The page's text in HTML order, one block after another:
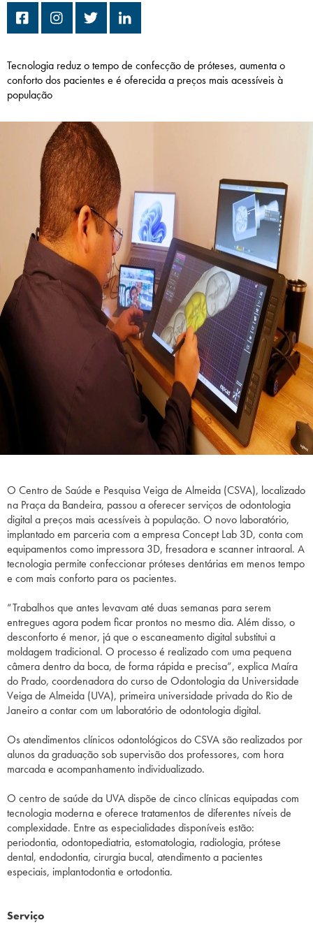
Campi/Unidades
Conclua sua Matrícula
INSCREVA-SE
ÁREA DO ALUNO
Tecnologia reduz o tempo de confecção de próteses, aumenta o
conforto dos pacientes e é oferecida a preços mais acessíveis à
população
O Centro de Saúde e Pesquisa Veiga de Almeida (CSVA), localizado
na Praça da Bandeira, passou a oferecer serviços de odontologia
digital a preços mais acessíveis à população. O novo laboratório,
implantado em parceria com a empresa Concept Lab 3D, conta com
equipamentos como impressora 3D, fresadora e scanner intraoral. A
tecnologia permite confeccionar próteses dentárias em menos tempo
e com mais conforto para os pacientes.
“Trabalhos que antes levavam até duas semanas para serem
entregues agora podem ficar prontos no mesmo dia. Além disso, o
desconforto é menor, já que o escaneamento digital substitui a
moldagem tradicional. O processo é realizado com uma pequena
câmera dentro da boca, de forma rápida e precisa”, explica Maíra
do Prado, coordenadora do curso de Odontologia da Universidade
Veiga de Almeida (UVA), primeira universidade privada do Rio de
Janeiro a contar com um laboratório de odontologia digital.
Os atendimentos clínicos odontológicos do CSVA são realizados por
alunos da graduação sob supervisão dos professores, com hora
marcada e acompanhamento individualizado.
O centro de saúde da UVA dispõe de cinco clínicas equipadas com
tecnologia moderna e oferece tratamentos de diferentes níveis de
complexidade. Entre as especialidades disponíveis estão:
periodontia, odontopediatria, estomatologia, radiologia, prótese
dental, endodontia, cirurgia bucal, atendimento a pacientes
especiais, implantodontia e ortodontia.
Serviço